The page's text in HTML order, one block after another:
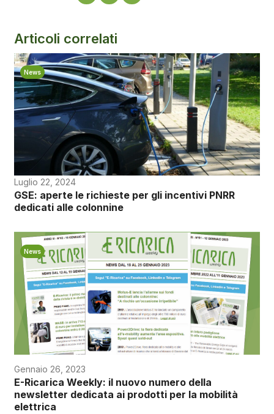
Articoli correlati
News
Luglio 22, 2024
GSE: aperte le richieste per gli incentivi PNRR
dedicati alle colonnine
News
Gennaio 26, 2023
E-Ricarica Weekly: il nuovo numero della
newsletter dedicata ai prodotti per la mobilità
elettrica